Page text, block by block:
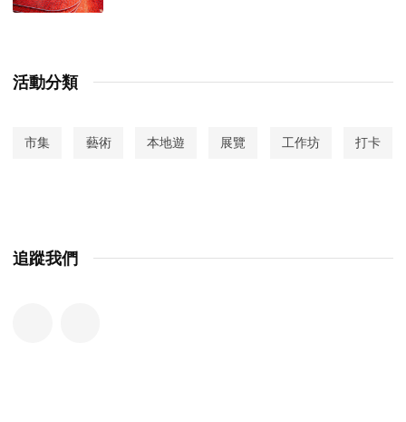
活動分類
市集 藝術 本地遊 展覽 工作坊 打卡
追蹤我們